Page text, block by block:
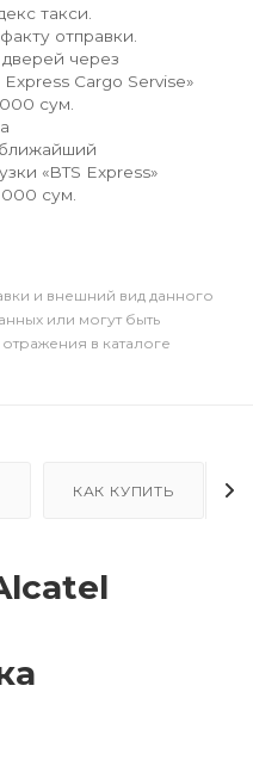
такси.
отправки.
через
Cargo Servise»
сум.
ближайший
«BTS Express»
сум.
и внешний вид данного
или могут быть
в каталоге
КАК КУПИТЬ